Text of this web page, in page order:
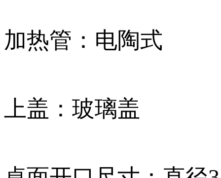
加热管：电陶式
上盖：玻璃盖